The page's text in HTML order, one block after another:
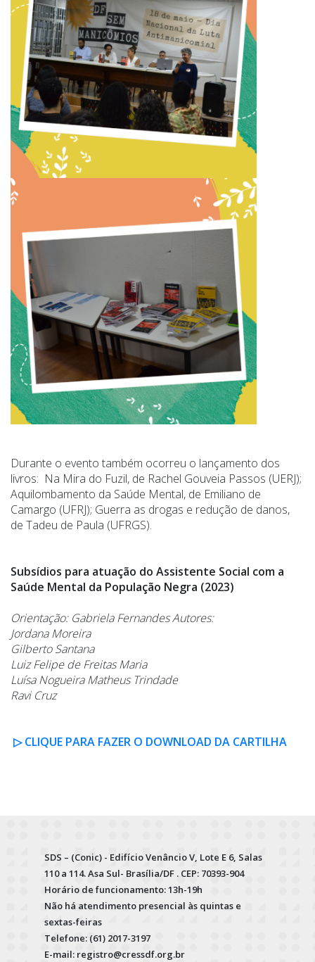
Durante o evento também ocorreu o lançamento dos
livros: Na Mira do Fuzil, de Rachel Gouveia Passos (UERJ);
Aquilombamento da Saúde Mental, de Emiliano de
Camargo (UFRJ); Guerra as drogas e redução de danos,
de Tadeu de Paula (UFRGS).
Subsídios para atuação do Assistente Social com a
Saúde Mental da População Negra (2023)
Orientação: Gabriela Fernandes Autores:
Jordana Moreira
Gilberto Santana
Luiz Felipe de Freitas Maria
Luísa Nogueira Matheus Trindade
Ravi Cruz
▷ CLIQUE PARA FAZER O DOWNLOAD DA CARTILHA
SDS – (Conic) - Edifício Venâncio V, Lote E 6, Salas
110 a 114. Asa Sul- Brasília/DF . CEP: 70393-904
Horário de funcionamento: 13h-19h
Não há atendimento presencial às quintas e
sextas-feiras
Telefone: (61) 2017-3197
E-mail: registro@cressdf.org.br